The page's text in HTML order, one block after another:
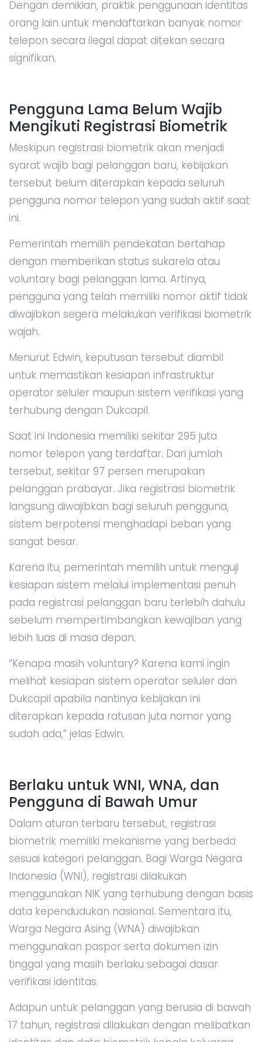
Dengan demikian, praktik penggunaan identitas
orang lain untuk mendaftarkan banyak nomor
telepon secara ilegal dapat ditekan secara
signifikan.
Pengguna Lama Belum Wajib
Mengikuti Registrasi Biometrik
Meskipun registrasi biometrik akan menjadi
syarat wajib bagi pelanggan baru, kebijakan
tersebut belum diterapkan kepada seluruh
pengguna nomor telepon yang sudah aktif saat
ini.
Pemerintah memilih pendekatan bertahap
dengan memberikan status sukarela atau
voluntary bagi pelanggan lama. Artinya,
pengguna yang telah memiliki nomor aktif tidak
diwajibkan segera melakukan verifikasi biometrik
wajah.
Menurut Edwin, keputusan tersebut diambil
untuk memastikan kesiapan infrastruktur
operator seluler maupun sistem verifikasi yang
terhubung dengan Dukcapil.
Saat ini Indonesia memiliki sekitar 295 juta
nomor telepon yang terdaftar. Dari jumlah
tersebut, sekitar 97 persen merupakan
pelanggan prabayar. Jika registrasi biometrik
langsung diwajibkan bagi seluruh pengguna,
sistem berpotensi menghadapi beban yang
sangat besar.
Karena itu, pemerintah memilih untuk menguji
kesiapan sistem melalui implementasi penuh
pada registrasi pelanggan baru terlebih dahulu
sebelum mempertimbangkan kewajiban yang
lebih luas di masa depan.
“Kenapa masih voluntary? Karena kami ingin
melihat kesiapan sistem operator seluler dan
Dukcapil apabila nantinya kebijakan ini
diterapkan kepada ratusan juta nomor yang
sudah ada,” jelas Edwin.
Berlaku untuk WNI, WNA, dan
Pengguna di Bawah Umur
Dalam aturan terbaru tersebut, registrasi
biometrik memiliki mekanisme yang berbeda
sesuai kategori pelanggan. Bagi Warga Negara
Indonesia (WNI), registrasi dilakukan
menggunakan NIK yang terhubung dengan basis
data kependudukan nasional. Sementara itu,
Warga Negara Asing (WNA) diwajibkan
menggunakan paspor serta dokumen izin
tinggal yang masih berlaku sebagai dasar
verifikasi identitas.
Adapun untuk pelanggan yang berusia di bawah
17 tahun, registrasi dilakukan dengan melibatkan